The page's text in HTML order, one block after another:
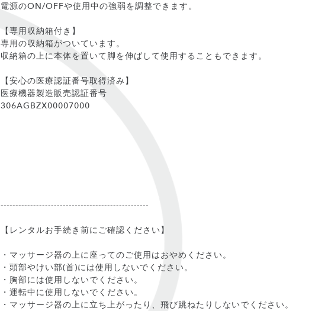
電源のON/OFFや使用中の強弱を調整できます。
【専用収納箱付き】
専用の収納箱がついています。
収納箱の上に本体を置いて脚を伸ばして使用することもできます。
【安心の医療認証番号取得済み】
医療機器製造販売認証番号
306AGBZX00007000
--------------------------------------------------
【レンタルお手続き前にご確認ください】
・マッサージ器の上に座ってのご使用はおやめください。
・頭部やけい部(首)には使用しないでください。
・胸部には使用しないでください。
・運転中に使用しないでください。
・マッサージ器の上に立ち上がったり、飛び跳ねたりしないでください。